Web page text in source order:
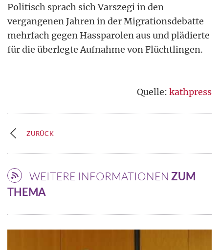
Politisch sprach sich Varszegi in den
vergangenen Jahren in der Migrationsdebatte
mehrfach gegen Hassparolen aus und plädierte
für die überlegte Aufnahme von Flüchtlingen.
Quelle: kathpress
ZURÜCK
WEITERE INFORMATIONEN ZUM
THEMA